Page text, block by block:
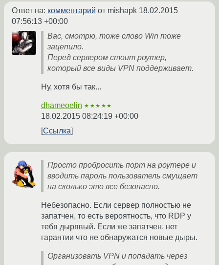
Ответ на: комментарий от mishapk 18.02.2015
07:56:13 +00:00
Вас, смотрю, тоже слово Win тоже
зацепило.
Перед сервером стоит роутер,
который все виды VPN поддерживает.
Ну, хотя бы так...
dhameoelin ★★★★★
18.02.2015 08:24:19 +00:00
Ссылка
Просто пробросить порт на роутере и
вводить пароль пользователь смущает
на сколько это все безопасно.
Небезопасно. Если сервер полностью не
запатчен, то есть вероятность, что RDP у
тебя дырявый. Если же запатчен, нет
гарантии что не обнаружатся новые дыры.
Организовать VPN и попадать через